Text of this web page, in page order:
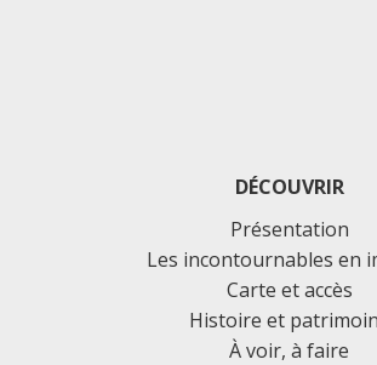
DÉCOUVRIR
Présentation
Les incontournables en
Carte et accès
Histoire et
À voir, à faire